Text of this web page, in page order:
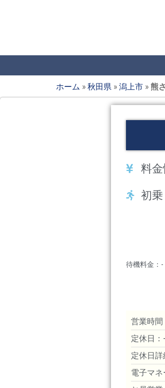
ホーム »秋田県 »潟上市 » 熊
料
初
待機料金：-
営業時間
定休日：-
定休日詳
電子マ